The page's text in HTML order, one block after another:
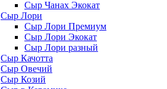
Сыр Чанах Экокат
Сыр Лори
Сыр Лори Премиум
Сыр Лори Экокат
Сыр Лори разный
Сыр Качотта
Сыр Овечий
Сыр Козий